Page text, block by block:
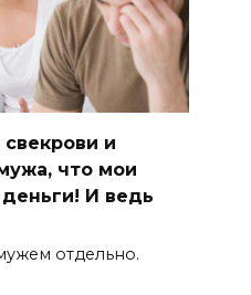
и
что мои
И ведь
отдельно.